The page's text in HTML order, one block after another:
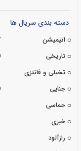
دسته بندی سریال ها
انیمیشن
تاریخی
تخیلی و فانتزی
جنایی
حماسی
خبری
رازآلود